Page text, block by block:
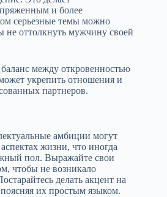
и более
серьезные темы можно
не оттолкнуть мужчину своей
между откровенностью
укрепить отношения и
партнеров.
амбиции могут
жизни, что иногда
пол. Выражайте свои
чтобы не возникало
делать акцент на
их простым языком.